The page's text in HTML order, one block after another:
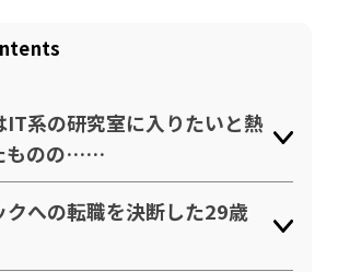
公式SNSはこちら
IT系の研究室に入りたいと熱
ものの……
クへの転職を決断した29歳